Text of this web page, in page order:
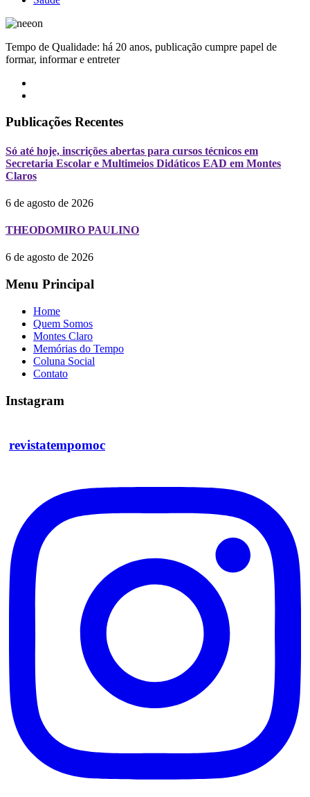
Tempo de Qualidade: há 20 anos, publicação cumpre papel de
formar, informar e entreter
Publicações Recentes
Só até hoje, inscrições abertas para cursos técnicos em
Secretaria Escolar e Multimeios Didáticos EAD em Montes
Claros
6 de agosto de 2026
THEODOMIRO PAULINO
6 de agosto de 2026
Menu Principal
Home
Quem Somos
Montes Claro
Memórias do Tempo
Coluna Social
Contato
Instagram
revistatempomoc